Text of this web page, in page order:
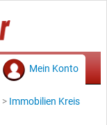
Mein Konto
> Immobilien Kreis